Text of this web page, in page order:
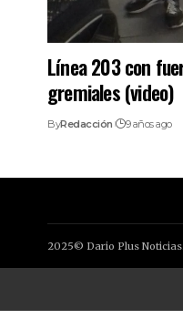
Línea 203 con
gremiales (video)
ByRedacción 9 años ago
2025© Dario Plus